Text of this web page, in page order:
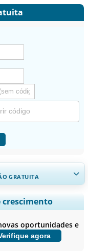
GRATUITA
de segmentos,
e insights sobre o
crescimento
oportunidades e
agora